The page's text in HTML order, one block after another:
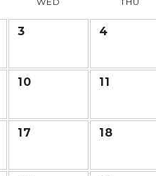
3 4
10 11
17 18